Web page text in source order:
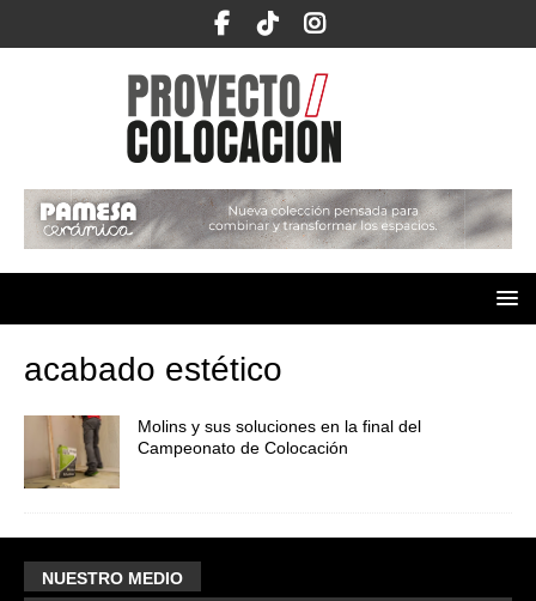
acabado estético
Molins y sus soluciones en la final del
Campeonato de Colocación
NUESTRO MEDIO